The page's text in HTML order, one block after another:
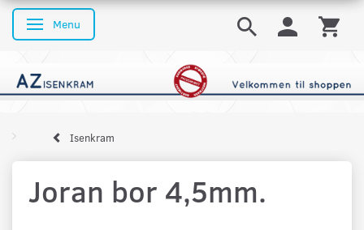
Skifte navigation
Menu
Isenkram
Joran bor 4,5mm.